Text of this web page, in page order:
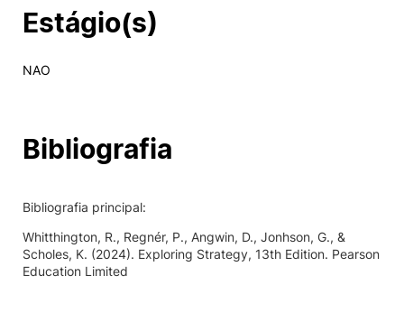
Estágio(s)
NAO
Bibliografia
Bibliografia principal:
Whitthington, R., Regnér, P., Angwin, D., Jonhson, G., &
Scholes, K. (2024). Exploring Strategy, 13th Edition. Pearson
Education Limited